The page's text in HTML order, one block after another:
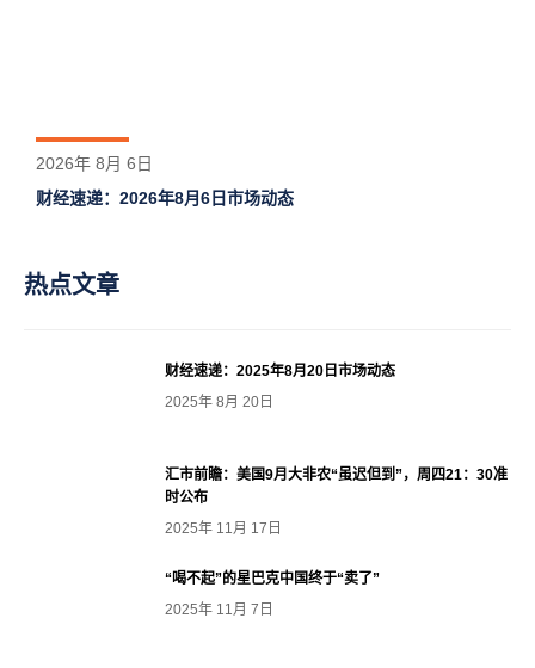
2026年 8月 6日
财经速递：2026年8月6日市场动态
热点文章
财经速递：2025年8月20日市场动态
2025年 8月 20日
汇市前瞻：美国9月大非农“虽迟但到”，周四21：30准
时公布
2025年 11月 17日
“喝不起”的星巴克中国终于“卖了”
2025年 11月 7日